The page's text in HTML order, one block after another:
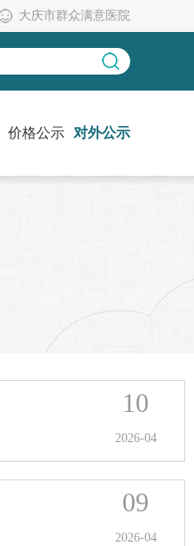
大庆市群众满意医院
价格公示 对外公示
10
2026-04
09
2026-04